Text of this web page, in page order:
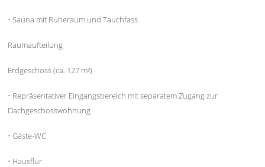
• Sauna mit Ruheraum und Tauchfass
Raumaufteilung
Erdgeschoss (ca. 127 m²)
• Repräsentativer Eingangsbereich mit separatem Zugang zur
Dachgeschosswohnung
• Gäste-WC
• Hausflur